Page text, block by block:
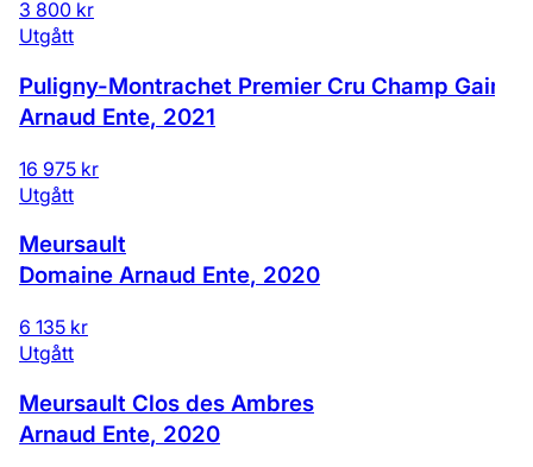
3 800 kr
Utgått
Puligny-Montrachet Premier Cru Champ Gain
Arnaud Ente, 2021
16 975 kr
Utgått
Meursault
Domaine Arnaud Ente, 2020
6 135 kr
Utgått
Meursault Clos des Ambres
Arnaud Ente, 2020